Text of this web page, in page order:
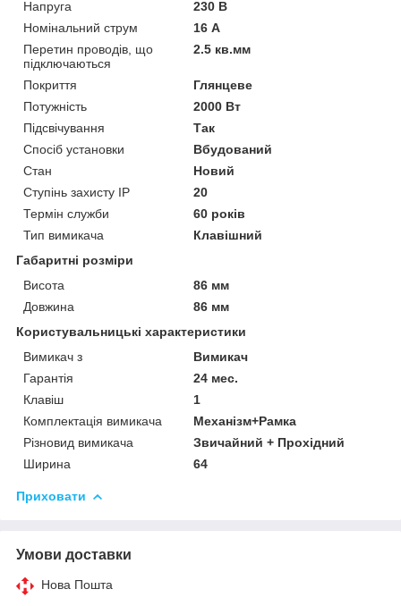
Напруга
230 В
Номінальний струм
16 А
Перетин проводів, що
підключаються
2.5 кв.мм
Покриття
Глянцеве
Потужність
2000 Вт
Підсвічування
Так
Спосіб установки
Вбудований
Стан
Новий
Ступінь захисту IP
20
Термін служби
60 років
Тип вимикача
Клавішний
Габаритні розміри
Висота
86 мм
Довжина
86 мм
Користувальницькі характеристики
Вимикач з
Вимикач
Гарантія
24 мес.
Клавіш
1
Комплектація вимикача
Механізм+Рамка
Різновид вимикача
Звичайний + Прохідний
Ширина
64
Приховати
Умови доставки
Нова Пошта